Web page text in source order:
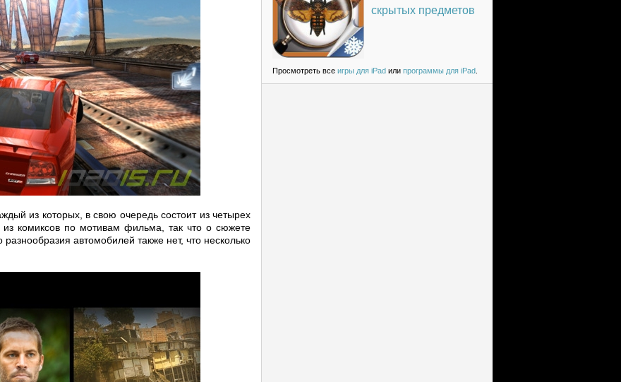
из которых, в свою очередь состоит из четырех
из комиксов по мотивам фильма, так что о сюжете
автомобилей также нет, что несколько
скрытых предметов
Просмотреть все игры для iPad или программы для iPad